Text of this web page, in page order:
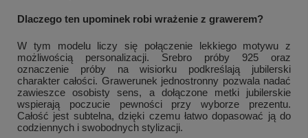
Dlaczego ten upominek robi wrażenie z grawerem?
W tym modelu liczy się połączenie lekkiego motywu z
możliwością personalizacji. Srebro próby 925 oraz
oznaczenie próby na wisiorku podkreślają jubilerski
charakter całości. Grawerunek jednostronny pozwala nadać
zawieszce osobisty sens, a dołączone metki jubilerskie
wspierają poczucie pewności przy wyborze prezentu.
Całość jest subtelna, dzięki czemu łatwo dopasować ją do
codziennych i swobodnych stylizacji.